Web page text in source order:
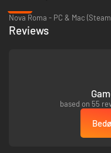
fjenden til at trække sig i
Øg din økonomiske og
Oparbejd prestige og
Nova Roma - PC & Mac
Reviews
based on 55